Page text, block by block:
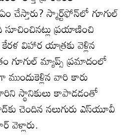
స్మార్ట్‌ఫోన్‌లో గూగుల్‌
సూచించినట్లు ప్రయాణించి
విహార యాత్రకు వెళ్లిన
గూగుల్‌ మ్యాప్స్‌ ప్రమాదంలో
ముందుకెళ్లిన వారి కారు
స్థానికులు కాపాడడంతో
చెందిన నలుగురు ఎస్‌యూవీ
వెళ్లారు.